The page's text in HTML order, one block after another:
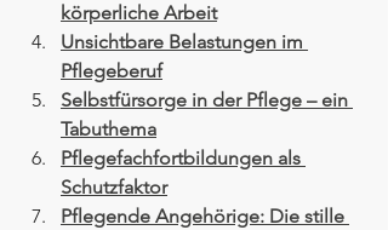
körperliche Arbeit
Unsichtbare Belastungen im
Pflegeberuf
Selbstfürsorge in der Pflege – ein
Tabuthema
Pflegefachfortbildungen als
Schutzfaktor
Pflegende Angehörige: Die stille